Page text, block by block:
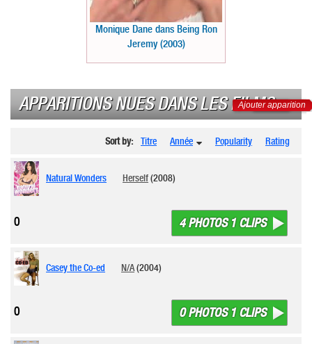
Monique Dane dans Being Ron
Jeremy (2003)
APPARITIONS NUES DANS LES FILMS
Ajouter apparition
Sort by: Titre Année Popularity Rating
Natural Wonders Herself(2008)
4 PHOTOS 1 CLIPS
0
Casey the Co-ed N/A(2004)
0 PHOTOS 1 CLIPS
0